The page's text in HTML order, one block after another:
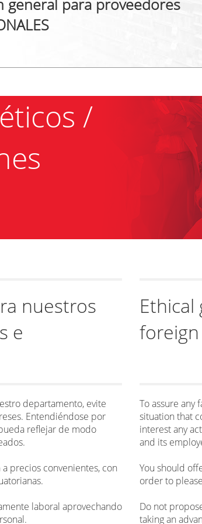
/
nuestros
e
departamento, evite
Entendiéndose por
reflejar de modo
precios convenientes, con
laboral aprovechando
To assure any
situation that
interest any
and its
You should
order to
Do not
taking an